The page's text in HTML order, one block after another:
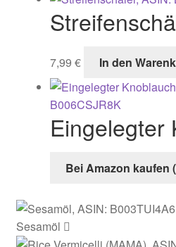
7,99 € In den
Eingelegter
Bei Amazon kaufen
Sesamöl